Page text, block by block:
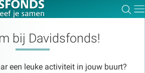
bij Davidsfonds!
een leuke activiteit in jouw buurt?